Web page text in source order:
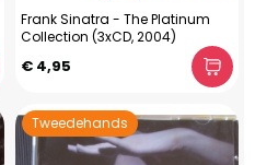
Frank Sinatra - The Platinum
Collection (3xCD, 2004)
€ 4,95
Tweedehands